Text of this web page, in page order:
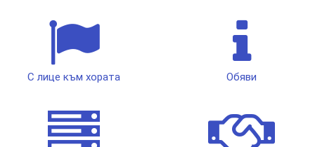
С лице към хората Обяви